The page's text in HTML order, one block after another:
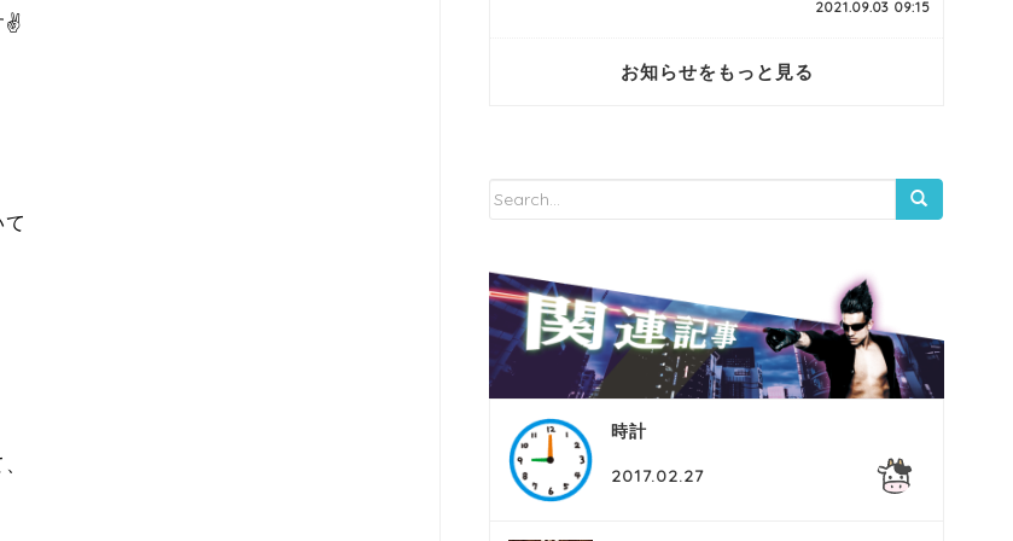
✌
2021.09.03 09:15
お知らせをもっと見る
時計
2017.02.27